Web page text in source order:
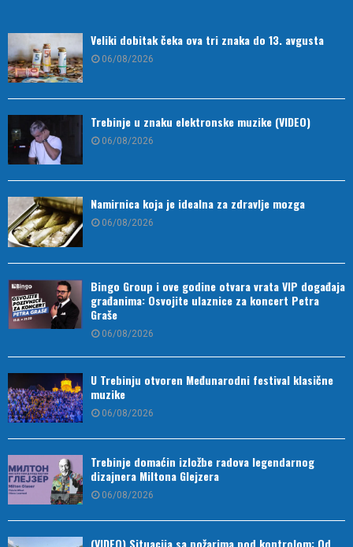
Veliki dobitak čeka ova tri znaka do 13. avgusta
06/08/2026
Trebinje u znaku elektronske muzike (VIDEO)
06/08/2026
Namirnica koja je idealna za zdravlje mozga
06/08/2026
Bingo Group i ove godine otvara vrata VIP događaja
građanima: Osvojite ulaznice za koncert Petra
Graše
06/08/2026
U Trebinju otvoren Međunarodni festival klasične
muzike
06/08/2026
Trebinje domaćin izložbe radova legendarnog
dizajnera Miltona Glejzera
06/08/2026
(VIDEO) Situacija sa požarima pod kontrolom: Od